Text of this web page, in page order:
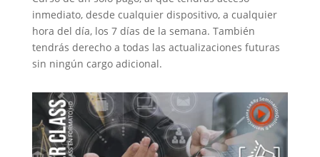
inmediato, desde cualquier dispositivo, a cualquier
hora del día, los 7 días de la semana. También
tendrás derecho a todas las actualizaciones futuras
sin ningún cargo adicional.